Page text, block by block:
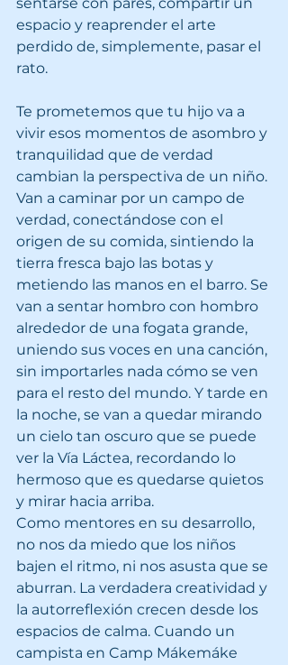
espacio y reaprender el arte
perdido de, simplemente, pasar el
rato.
Te prometemos que tu hijo va a
vivir esos momentos de asombro y
tranquilidad que de verdad
cambian la perspectiva de un niño.
Van a caminar por un campo de
verdad, conectándose con el
origen de su comida, sintiendo la
tierra fresca bajo las botas y
metiendo las manos en el barro. Se
van a sentar hombro con hombro
alrededor de una fogata grande,
uniendo sus voces en una canción,
sin importarles nada cómo se ven
para el resto del mundo. Y tarde en
la noche, se van a quedar mirando
un cielo tan oscuro que se puede
ver la Vía Láctea, recordando lo
hermoso que es quedarse quietos
y mirar hacia arriba.
Como mentores en su desarrollo,
no nos da miedo que los niños
bajen el ritmo, ni nos asusta que se
aburran. La verdadera creatividad y
la autorreflexión crecen desde los
espacios de calma. Cuando un
campista en Camp Mákemáke